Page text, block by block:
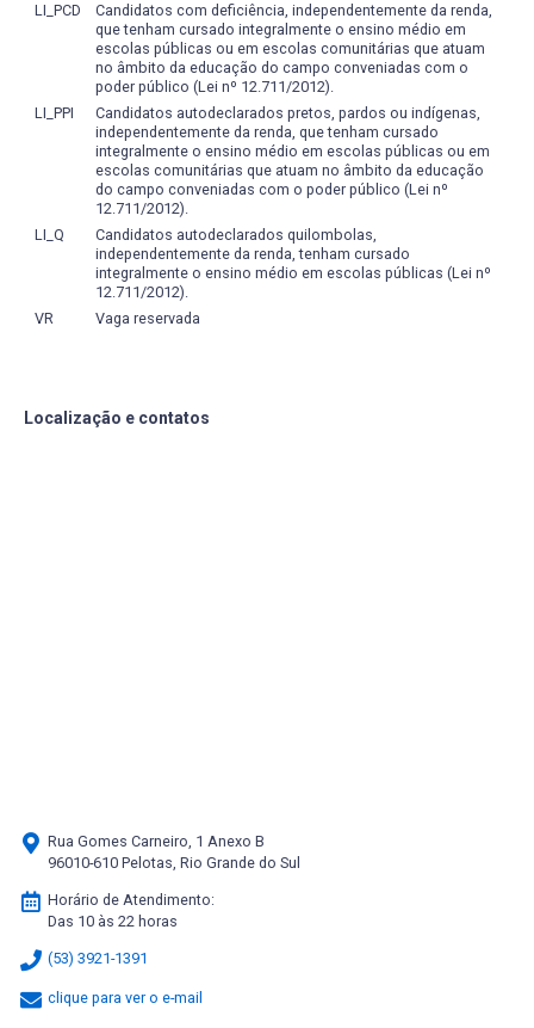
LI_PCD
Candidatos com deficiência, independentemente da renda,
que tenham cursado integralmente o ensino médio em
escolas públicas ou em escolas comunitárias que atuam
no âmbito da educação do campo conveniadas com o
poder público (Lei nº 12.711/2012).
LI_PPI
Candidatos autodeclarados pretos, pardos ou indígenas,
independentemente da renda, que tenham cursado
integralmente o ensino médio em escolas públicas ou em
escolas comunitárias que atuam no âmbito da educação
do campo conveniadas com o poder público (Lei nº
12.711/2012).
LI_Q
Candidatos autodeclarados quilombolas,
independentemente da renda, tenham cursado
integralmente o ensino médio em escolas públicas (Lei nº
12.711/2012).
VR
Vaga reservada
Localização e contatos
Rua Gomes Carneiro, 1 Anexo B
96010-610 Pelotas, Rio Grande do Sul
Horário de Atendimento:
Das 10 às 22 horas
(53) 3921-1391
clique para ver o e-mail